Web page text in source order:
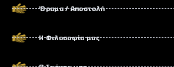
Όραμα / Αποστολή
Η Φιλοσοφία μας